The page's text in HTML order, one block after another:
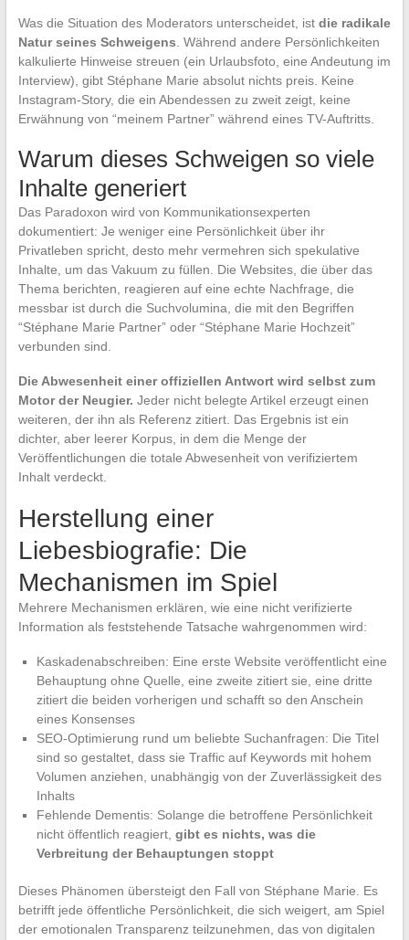
Was die Situation des Moderators unterscheidet, ist die radikale
Natur seines Schweigens . Während andere Persönlichkeiten
kalkulierte Hinweise streuen (ein Urlaubsfoto, eine Andeutung im
Interview), gibt Stéphane Marie absolut nichts preis. Keine
Instagram-Story, die ein Abendessen zu zweit zeigt, keine
Erwähnung von “meinem Partner” während eines TV-Auftritts.
Warum dieses Schweigen so viele
Inhalte generiert
Das Paradoxon wird von Kommunikationsexperten
dokumentiert: Je weniger eine Persönlichkeit über ihr
Privatleben spricht, desto mehr vermehren sich spekulative
Inhalte, um das Vakuum zu füllen. Die Websites, die über das
Thema berichten, reagieren auf eine echte Nachfrage, die
messbar ist durch die Suchvolumina, die mit den Begriffen
“Stéphane Marie Partner” oder “Stéphane Marie Hochzeit”
verbunden sind.
Die Abwesenheit einer offiziellen Antwort wird selbst zum
Motor der Neugier. Jeder nicht belegte Artikel erzeugt einen
weiteren, der ihn als Referenz zitiert. Das Ergebnis ist ein
dichter, aber leerer Korpus, in dem die Menge der
Veröffentlichungen die totale Abwesenheit von verifiziertem
Inhalt verdeckt.
Herstellung einer
Liebesbiografie: Die
Mechanismen im Spiel
Mehrere Mechanismen erklären, wie eine nicht verifizierte
Information als feststehende Tatsache wahrgenommen wird:
Kaskadenabschreiben: Eine erste Website veröffentlicht eine
Behauptung ohne Quelle, eine zweite zitiert sie, eine dritte
zitiert die beiden vorherigen und schafft so den Anschein
eines Konsenses
SEO-Optimierung rund um beliebte Suchanfragen: Die Titel
sind so gestaltet, dass sie Traffic auf Keywords mit hohem
Volumen anziehen, unabhängig von der Zuverlässigkeit des
Inhalts
Fehlende Dementis: Solange die betroffene Persönlichkeit
nicht öffentlich reagiert, gibt es nichts, was die
Verbreitung der Behauptungen stoppt
Dieses Phänomen übersteigt den Fall von Stéphane Marie. Es
betrifft jede öffentliche Persönlichkeit, die sich weigert, am Spiel
der emotionalen Transparenz teilzunehmen, das von digitalen